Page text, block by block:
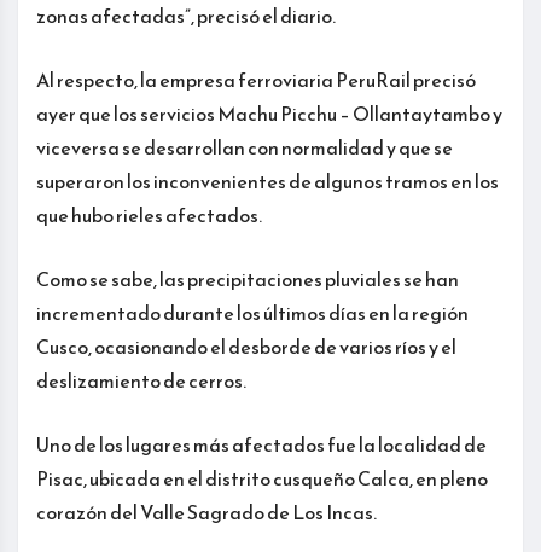
zonas afectadas”, precisó el diario.
Al respecto, la empresa ferroviaria PeruRail precisó
ayer que los servicios Machu Picchu – Ollantaytambo y
viceversa se desarrollan con normalidad y que se
superaron los inconvenientes de algunos tramos en los
que hubo rieles afectados.
Como se sabe, las precipitaciones pluviales se han
incrementado durante los últimos días en la región
Cusco, ocasionando el desborde de varios ríos y el
deslizamiento de cerros.
Uno de los lugares más afectados fue la localidad de
Pisac, ubicada en el distrito cusqueño Calca, en pleno
corazón del Valle Sagrado de Los Incas.